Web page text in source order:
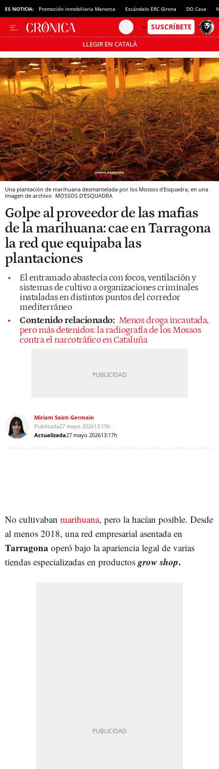
ES NOTICIA: Promoción inmobiliaria Menorca Escándalo ERC Girona DO Cava
LLEGIR EN CATALÀ
Pásate al MODO AHORRO
Una plantación de marihuana desmantelada por los Mossos d'Esquadra, en una
imagen de archivo MOSSOS D'ESQUADRA
Golpe al proveedor de las mafias
de la marihuana: cae en Tarragona
la red que equipaba las
plantaciones
El entramado abastecía con focos, ventilación y
sistemas de cultivo a organizaciones criminales
instaladas en distintos puntos del corredor
mediterráneo
Contenido relacionado: Menos droga incautada,
pero más detenidos: la radiografía de los Mossos
contra el narcotráfico en Cataluña
Miriam Saint-Germain
Publicada27 mayo 202613:15h
Actualizada27 mayo 202613:17h
No cultivaban marihuana, pero la hacían posible. Desde
al menos 2018, una red empresarial asentada en
Tarragona operó bajo la apariencia legal de varias
tiendas especializadas en productos grow shop.